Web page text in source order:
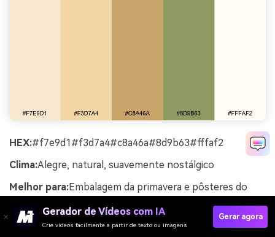
HEX:#f7e9d1#f3d7a4#c8a46a#8d9b63#fffaf2
Clima:Alegre, natural, suavemente nostálgico
Melhor para:Embalagem da primavera e pôsteres do
Alegre e ensolarado, como creme de baunilha com
Gerador de Vídeos com IA
Crie vídeos facilmente a partir de texto ou imagens
Gerar agora